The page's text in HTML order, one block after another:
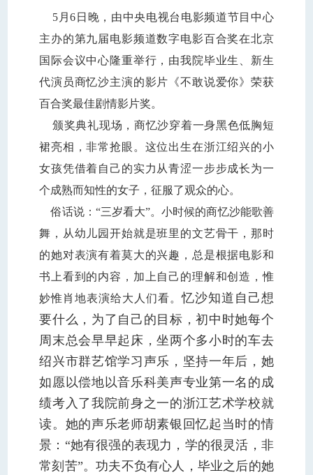
5月6 日 晚，由中央电视台电影频道节目中心
主办的第九届电影频道数字电影百合奖在北京
国际会议中心隆重举行，由我院毕业生、新生
代演员商忆沙主演的影片《不敢说爱你》荣获
百合奖最佳剧情影片奖。
颁奖典礼现场，商忆沙穿着一身黑色低胸短
裙亮相，非常抢眼。 这位出生在浙江绍兴的小
女孩凭借着自己的实力从青涩一步步成长为一
个成熟而知性的女子，征服了观众的心。
俗话说：“三岁看大”。小时候的商忆沙能歌善
舞，从幼儿园开始就是班里的文艺骨干，那时
的她对表演有着莫大的兴趣，总是根据电影和
书上看到的内容，加上自己的理解和创造，惟
妙惟肖地表演给大人们看。忆沙知道自己想
要什么，为了自己的目标，初中时她每个
周末总会早早起床，坐两个多小时的车去
绍兴市群艺馆学习声乐，坚持一年后，她
如愿以偿地以音乐科美声专业第一名的成
绩考入了我院前身之一的浙江艺术学校就
读。她的声乐老师胡素银回忆起当时的情
景：“她有很强的表现力，学的很灵活，非
常刻苦”。功夫不负有心人，毕业之后的她